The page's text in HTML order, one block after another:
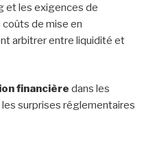
et les exigences de
de mise en
arbitrer entre liquidité et
financière dans les
surprises réglementaires